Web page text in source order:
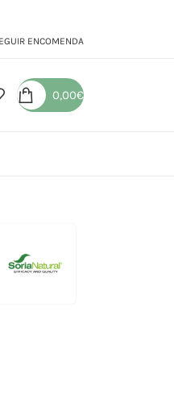
ENCOMENDA
0,00€